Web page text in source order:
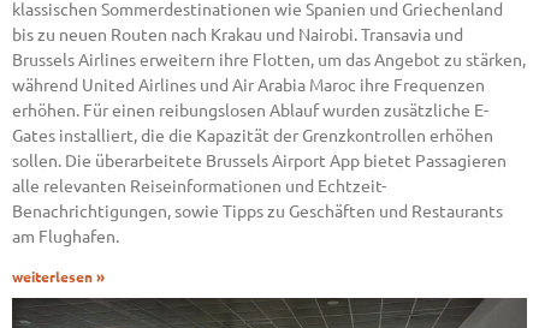
klassischen Sommerdestinationen wie Spanien und Griechenland
bis zu neuen Routen nach Krakau und Nairobi. Transavia und
Brussels Airlines erweitern ihre Flotten, um das Angebot zu stärken,
während United Airlines und Air Arabia Maroc ihre Frequenzen
erhöhen. Für einen reibungslosen Ablauf wurden zusätzliche E-
Gates installiert, die die Kapazität der Grenzkontrollen erhöhen
sollen. Die überarbeitete Brussels Airport App bietet Passagieren
alle relevanten Reiseinformationen und Echtzeit-
Benachrichtigungen, sowie Tipps zu Geschäften und Restaurants
am Flughafen.
weiterlesen »